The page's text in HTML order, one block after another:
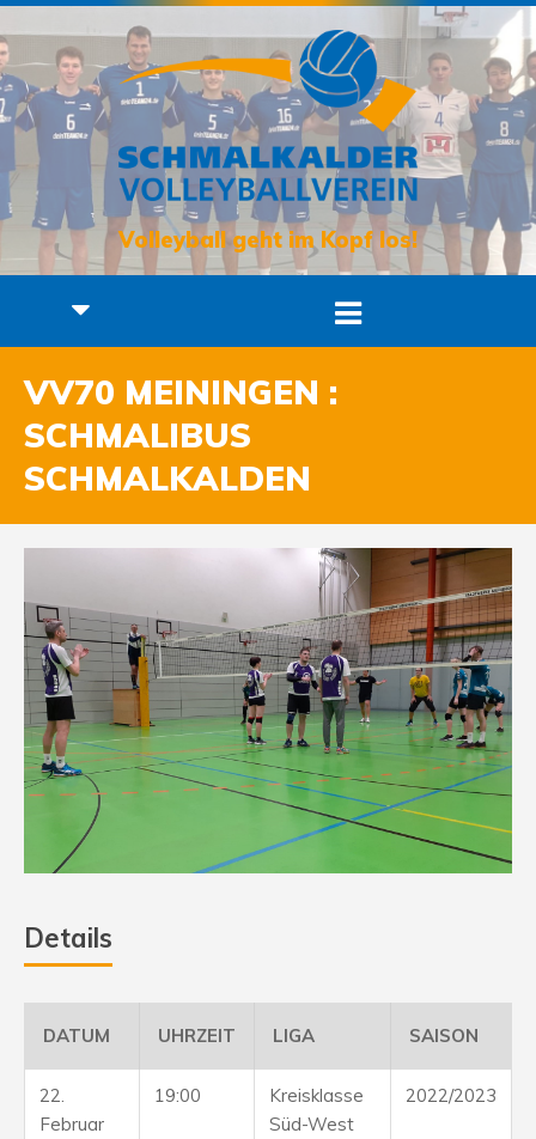
Volleyball geht im Kopf los!
VV70 MEININGEN :
SCHMALIBUS
SCHMALKALDEN
Details
DATUM UHRZEIT LIGA SAISON
22.
Februar
19:00
Kreisklasse
Süd-West
2022/2023